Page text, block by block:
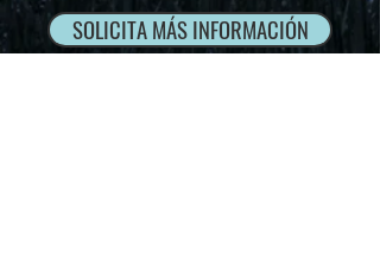
SOLICITA MÁS INFORMACIÓN